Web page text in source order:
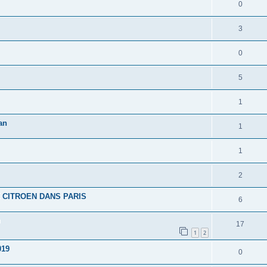
0
3
0
5
1
1
1
2
DANS PARIS 6
1 2
17
0